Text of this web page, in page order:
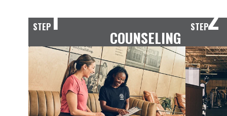
STEP1
COUNSELING
STEP2